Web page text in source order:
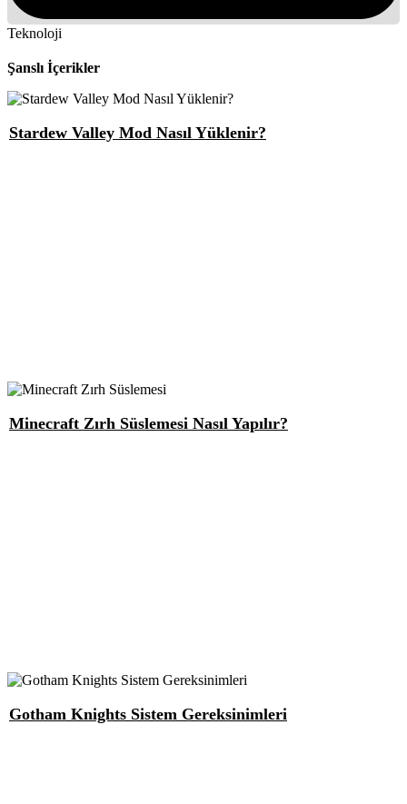
Teknoloji
Şanslı İçerikler
Stardew Valley Mod Nasıl Yüklenir?
Minecraft Zırh Süslemesi Nasıl Yapılır?
Gotham Knights Sistem Gereksinimleri